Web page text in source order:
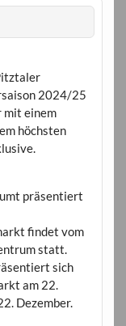
2024/25
mit einem
höchsten
präsentiert
findet vom
statt.
sich
am 22.
Dezember.